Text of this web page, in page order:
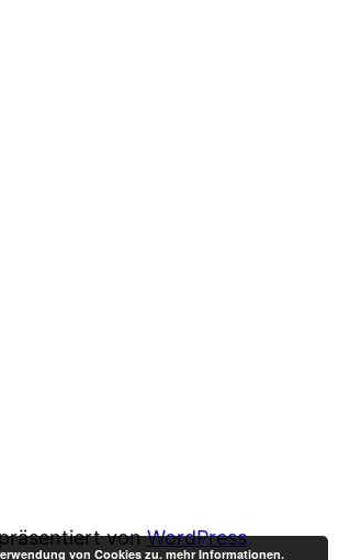
vonWordPress
von Cookies zu. mehr Informationen.